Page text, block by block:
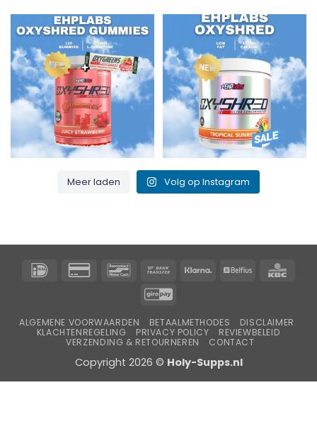
Nieuw bij Holy Supps 🍬⚡
De OxyShred Gummies...
3 0
Laag in vet en 150mg cafeïne per
serving! ⚡...
0 2
Meer laden Volg op Instagram
IDeal
CreditcardBancontactOverschrijving
Klarna Belfius
GiroPay
ALGEMENE VOORWAARDEN BETAALMETHODES
DISCLAIMER
KLACHTENREGELING
PRIVACY POLICY
REVIEWBELEID
VERZENDING & RETOURNEREN
CONTACT
Copyright 2026 © Holy-Supps.nl